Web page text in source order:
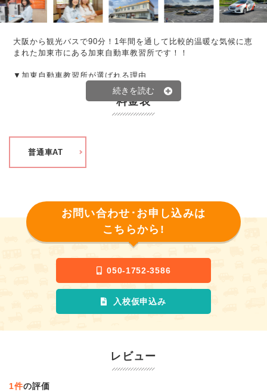
大阪から観光バスで90分！1年間を通して比較的温暖な気候に恵
まれた加東市にある加東自動車教習所です！！
▼加東自動車教習所が選ばれる理由
リーズナブルな自社宿舎【２０２０】とリッチな気分が味わえ
る【ルートイン加東】。どちらも綺麗で快適と評判が高い宿舎
一見どこの学校でもやってそうなカップルプランですが、全国
でも実施している教習所はごくわずかです。カップルで合宿免
■ゆったりした教習スケジュール
普通車ATの免許取得日数は最短18日～です。
「教習についていけるか不安…」「空いた時間で観光したい」
復習や試験勉強はもちろん、観光などの息抜きもできる余裕の
ある教習スケジュールなので、ゆったり合宿免許に参加された
い方にお勧めです！！
兵庫県で合宿するなら加東自動車教習所へ！！
料金表
普通車AT
お問い合わせ･お申し込みは
こちらから!
050-1752-3586
入校仮申込み
レビュー
1件の評価